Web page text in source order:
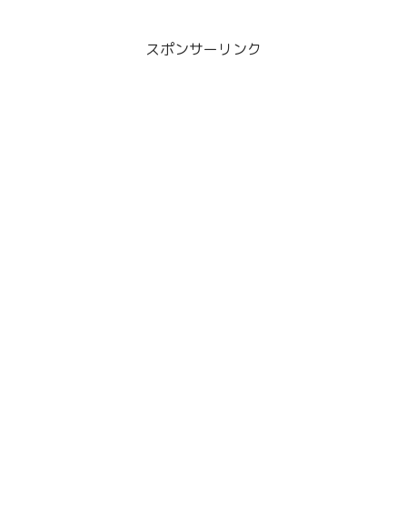
スポンサーリンク